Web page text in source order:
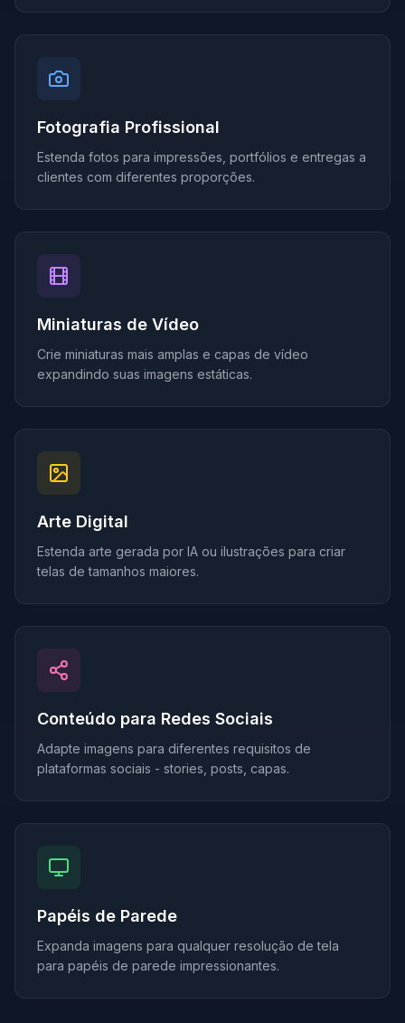
Fotografia Profissional
Estenda fotos para impressões, portfólios e entregas a
clientes com diferentes proporções.
Miniaturas de Vídeo
Crie miniaturas mais amplas e capas de vídeo
expandindo suas imagens estáticas.
Arte Digital
Estenda arte gerada por IA ou ilustrações para criar
telas de tamanhos maiores.
Conteúdo para Redes Sociais
Adapte imagens para diferentes requisitos de
plataformas sociais - stories, posts, capas.
Papéis de Parede
Expanda imagens para qualquer resolução de tela
para papéis de parede impressionantes.